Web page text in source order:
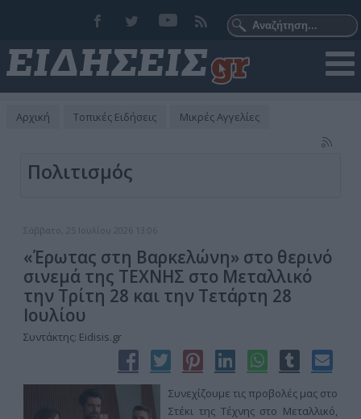
Αρχική Τοπικές Ειδήσεις Μικρές Αγγελίες
Πολιτισμός
Σάββατο, 25 Ιουλίου 2026 13:06
«Έρωτας στη Βαρκελώνη» στο θερινό
σινεμά της ΤΕΧΝΗΣ στο Μεταλλικό
την Τρίτη 28 και την Τετάρτη 28
Ιουλίου
Συντάκτης: Eidisis.gr
Συνεχίζουμε τις προβολές μας στο
Στέκι της Τέχνης στο Μεταλλικό,